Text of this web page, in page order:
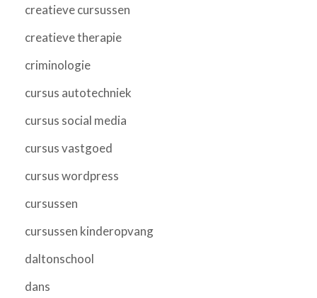
creatieve cursussen
creatieve therapie
criminologie
cursus autotechniek
cursus social media
cursus vastgoed
cursus wordpress
cursussen
cursussen kinderopvang
daltonschool
dans